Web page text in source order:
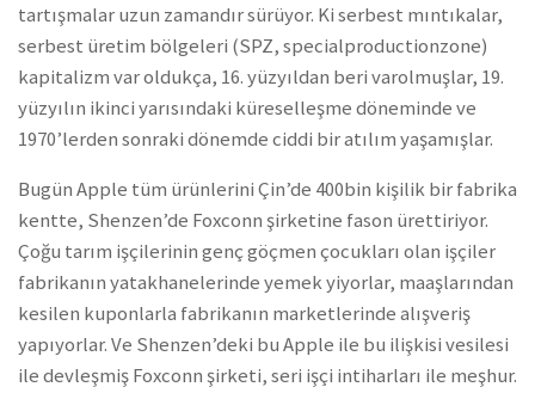
tartışmalar uzun zamandır sürüyor. Ki serbest mıntıkalar,
serbest üretim bölgeleri (SPZ, specialproductionzone)
kapitalizm var oldukça, 16. yüzyıldan beri varolmuşlar, 19.
yüzyılın ikinci yarısındaki küreselleşme döneminde ve
1970’lerden sonraki dönemde ciddi bir atılım yaşamışlar.
Bugün Apple tüm ürünlerini Çin’de 400bin kişilik bir fabrika
kentte, Shenzen’de Foxconn şirketine fason ürettiriyor.
Çoğu tarım işçilerinin genç göçmen çocukları olan işçiler
fabrikanın yatakhanelerinde yemek yiyorlar, maaşlarından
kesilen kuponlarla fabrikanın marketlerinde alışveriş
yapıyorlar. Ve Shenzen’deki bu Apple ile bu ilişkisi vesilesi
ile devleşmiş Foxconn şirketi, seri işçi intiharları ile meşhur.